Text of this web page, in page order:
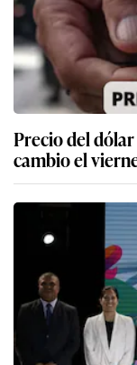
Precio del
cambio el